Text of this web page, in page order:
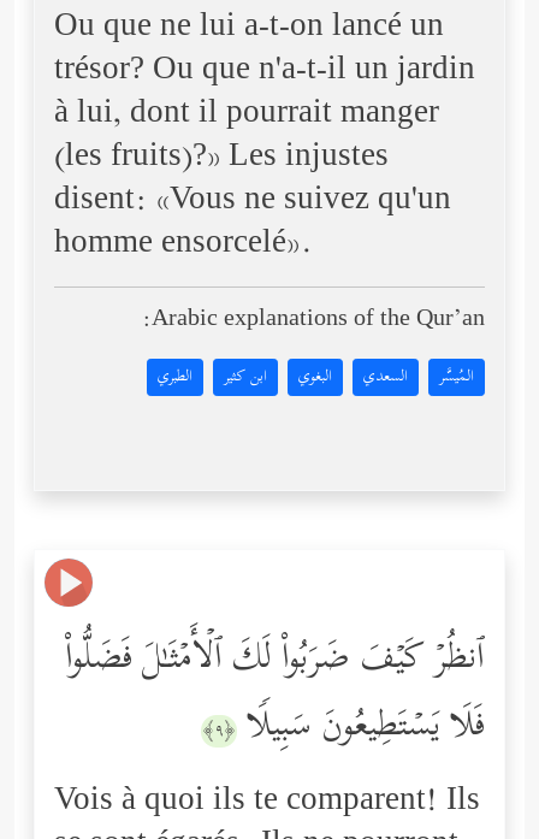
Ou que ne lui a-t-on lancé un
trésor? Ou que n'a-t-il un jardin
à lui, dont il pourrait manger
(les fruits)?» Les injustes
disent: «Vous ne suivez qu'un
homme ensorcelé».
Arabic explanations of the Qur’an:
المُيسَّر السعدي البغوي ابن كثير الطبري
ٱنظُرۡ كَیۡفَ ضَرَبُواْ لَكَ ٱلۡأَمۡثَـٰلَ فَضَلُّواْ
فَلَا یَسۡتَطِیعُونَ سَبِیلࣰا ﴿٩﴾
Vois à quoi ils te comparent! Ils